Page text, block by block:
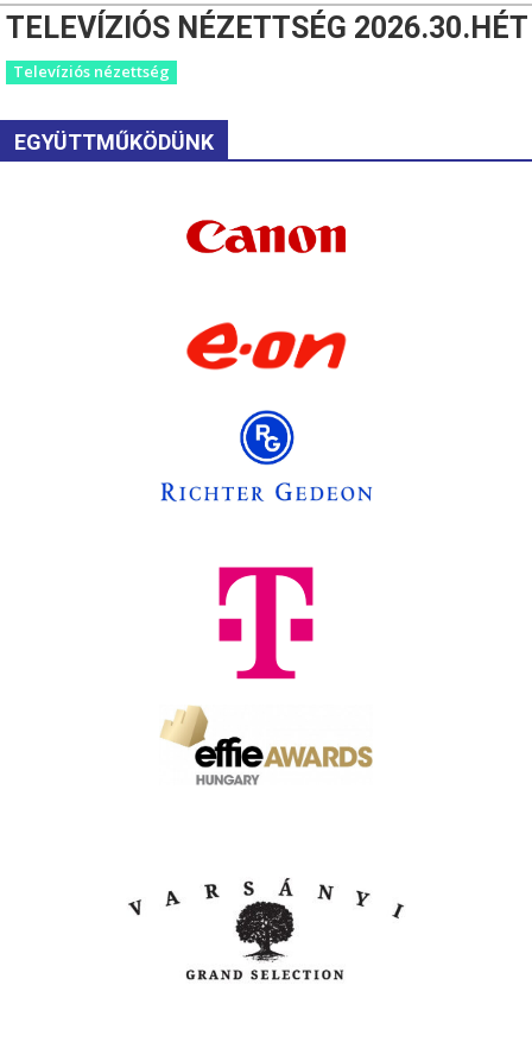
TELEVÍZIÓS NÉZETTSÉG 2026.30.HÉT
Televíziós nézettség
EGYÜTTMŰKÖDÜNK